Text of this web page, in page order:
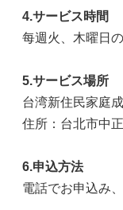
4.サービス時間
每週火、木曜日
5.サービス場所
台湾新住民家庭
住所：台北市中
6.申込方法
電話でお申込み